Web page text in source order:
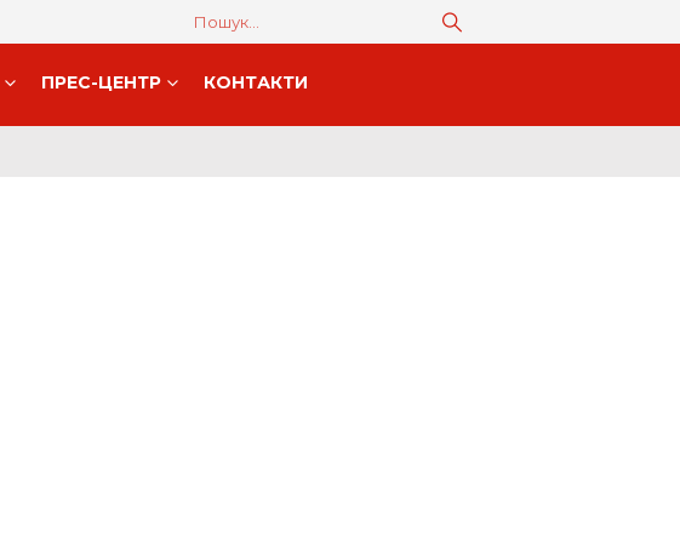
ПРЕС-ЦЕНТР КОНТАКТИ